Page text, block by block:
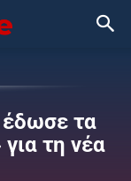
τα
τη νέα